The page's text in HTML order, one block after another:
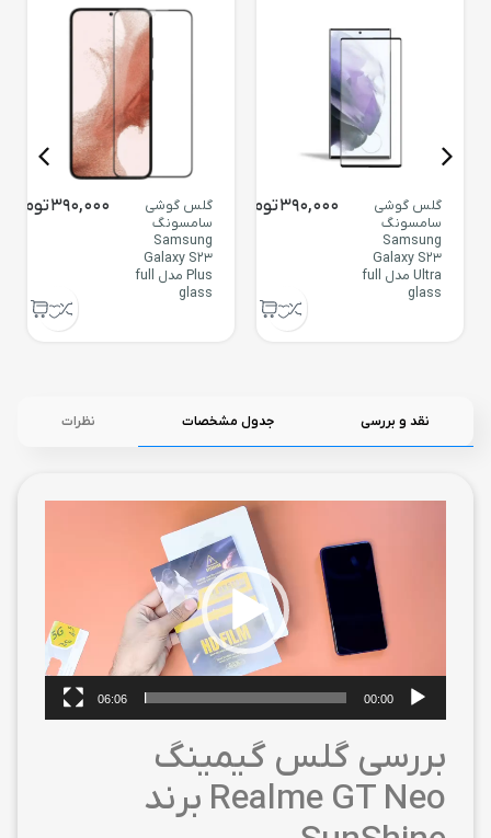
گلس گوشی
سامسونگ
Samsung
Galaxy S23
Ultra مدل full
glass
390,000تومان
گلس گوشی
سامسونگ
Samsung
Galaxy S23
Plus مدل full
glass
390,000تومان
نقد و بررسی جدول مشخصات نظرات
00:00
06:06
بررسی گلس گیمینگ
Realme GT Neo برند